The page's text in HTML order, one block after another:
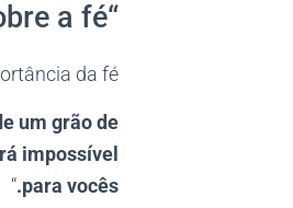
“O que Jesus disse sobre a fé?”
da fé.
um grão de
impossível
para vocês.
“